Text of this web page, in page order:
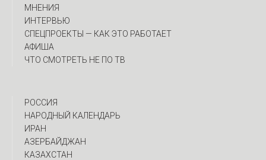
МНЕНИЯ
ИНТЕРВЬЮ
CПЕЦПРОЕКТЫ — КАК ЭТО РАБОТАЕТ
АФИША
ЧТО СМОТРЕТЬ НЕ ПО ТВ
РОССИЯ
НАРОДНЫЙ КАЛЕНДАРЬ
ИРАН
АЗЕРБАЙДЖАН
КАЗАХСТАН